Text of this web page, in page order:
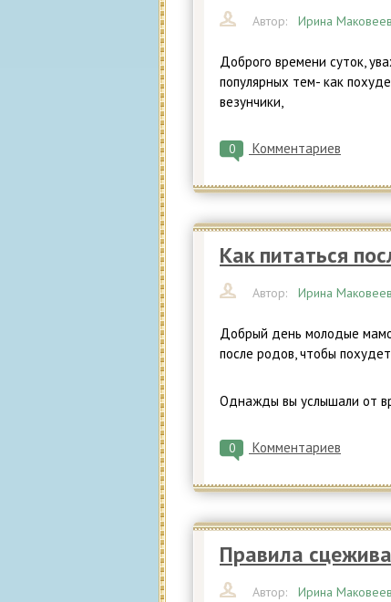
Автор: Ирина
Доброго времени суток,
популярных тем- как
везунчики,
0 Комментариев
Как питаться
Автор: Ирина
Добрый день молодые
после родов, чтобы
Однажды вы услышали от
0 Комментариев
Правила
Автор: Ирина